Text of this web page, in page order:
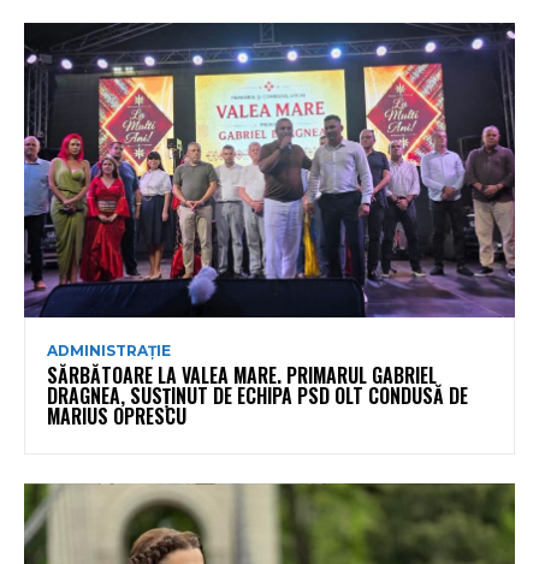
ADMINISTRAȚIE
SĂRBĂTOARE LA VALEA MARE. PRIMARUL GABRIEL
DRAGNEA, SUSȚINUT DE ECHIPA PSD OLT CONDUSĂ DE
MARIUS OPRESCU